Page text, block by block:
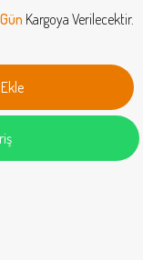
Kargoya Verilecektir.